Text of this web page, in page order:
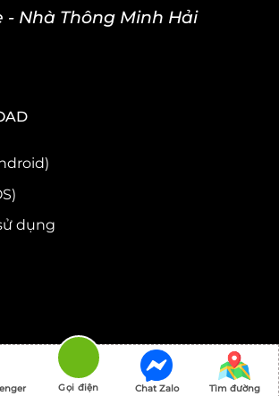
- Nhà Thông Minh Hải
dụng
2026 © Rebuilder byKhanhnq.com
Tìm đường
Chat Zalo
Gọi điện